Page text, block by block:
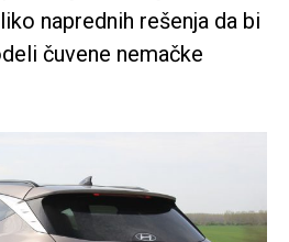
naprednih rešenja da bi
čuvene nemačke